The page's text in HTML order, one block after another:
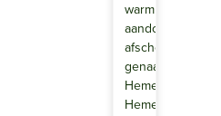
warm
aandoend
afscheidswiegje,
genaamd
Hemelwieg.
Hemelwieg